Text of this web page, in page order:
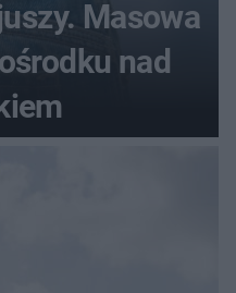
Masowa
nad